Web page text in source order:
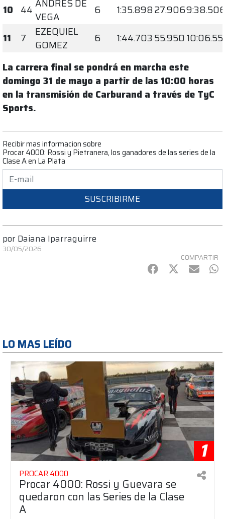
10 44 ANDRES DE
VEGA
6 1:35.89827.9069:38.506
11
7
EZEQUIEL
GOMEZ
6 1:44.70355.950
La carrera final se pondrá en marcha este
domingo 31 de mayo a partir de las 10:00 horas
en la transmisión de Carburand a través de TyC
Sports.
Recibir mas informacion sobre
Procar 4000: Rossi y Pietranera, los ganadores de las series de la
Clase A en La Plata
SUSCRIBIRME
por Daiana Iparraguirre
30/05/2026
COMPARTIR
Facebook
Twitter
mail
LO MAS LEÍDO
1
PROCAR 4000
Procar 4000: Rossi y Guevara se
quedaron con las Series de la Clase
A